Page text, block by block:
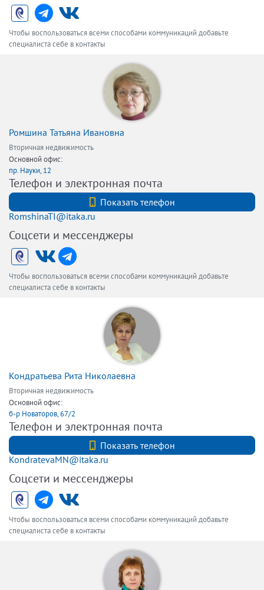
Чтобы воспользоваться всеми способами коммуникаций добавьте
специалиста себе в контакты
Ромшина Татьяна Ивановна
Вторичная недвижимость
Основной офис:
пр. Науки, 12
Телефон и электронная почта
Показать телефон
RomshinaTI@itaka.ru
Соцсети и мессенджеры
Чтобы воспользоваться всеми способами коммуникаций добавьте
специалиста себе в контакты
Кондратьева Рита Николаевна
Вторичная недвижимость
Основной офис:
б-р Новаторов, 67/2
Телефон и электронная почта
Показать телефон
KondratevaMN@itaka.ru
Соцсети и мессенджеры
Чтобы воспользоваться всеми способами коммуникаций добавьте
специалиста себе в контакты